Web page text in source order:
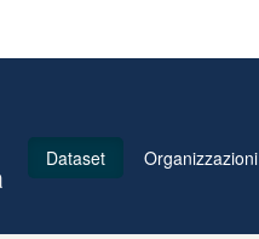
Dataset Organizzazioni